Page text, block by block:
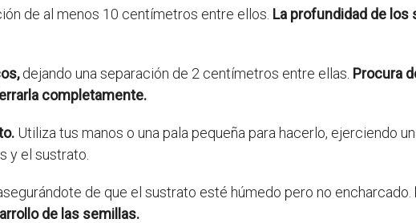
de al menos 10 centímetros entre ellos. La profundidad de
dejando una separación de 2 centímetros entre ellas. Procura
completamente.
Utiliza tus manos o una pala pequeña para hacerlo, ejerciendo
y el sustrato.
de que el sustrato esté húmedo pero no encharcado.
de las semillas.